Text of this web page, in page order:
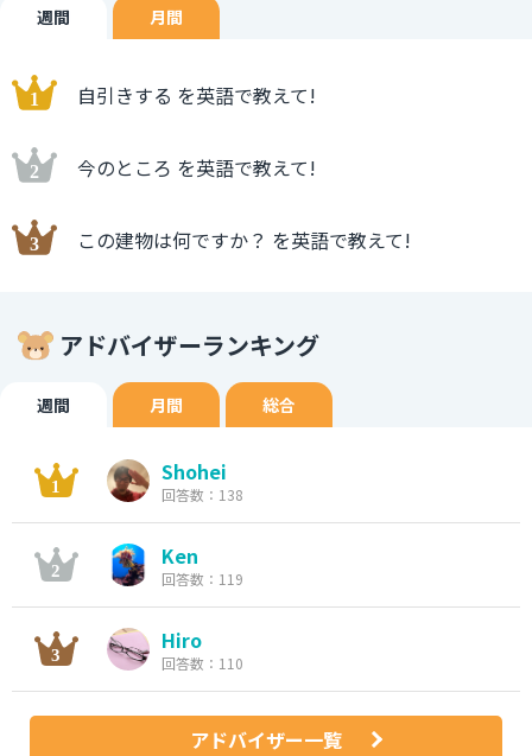
週間 月間
自引きする を英語で教えて!
今のところ を英語で教えて!
この建物は何ですか？ を英語で教えて!
アドバイザーランキング
週間 月間 総合
Shohei
回答数：138
Ken
回答数：119
Hiro
回答数：110
アドバイザー一覧